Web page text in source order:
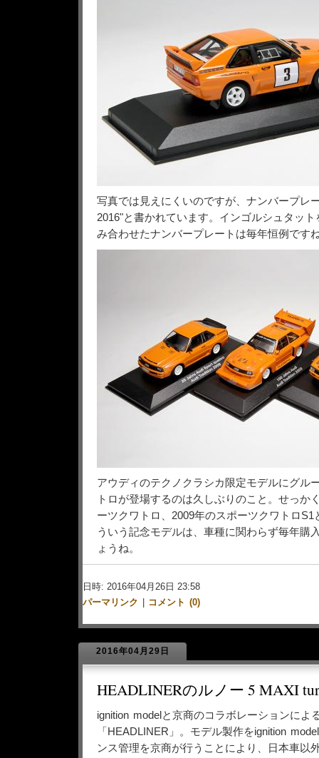
写真では見えにくいのですが、ナンバープレ
2016"と書かれています。インゴルシュタッ
み合わせたナンバープレートは毎年恒例です
アウディのテクノクラシカ限定モデルにグル
トロが登場するのは久しぶりのこと。せっか
ーツクワトロ、2009年のスポーツクワトロS1
ういう記念モデルは、車種に関わらず毎年購
ょうね。
日時: 2016年04月26日 23:58
パーマリンク
コメント (0)
2016年04月29日
HEADLINERのルノー 5 MAXI
ignition modelと京商のコラボレーションによ
「HEADLINER」。モデル製作をignition
ンス管理を京商が行うことにより、日本車以